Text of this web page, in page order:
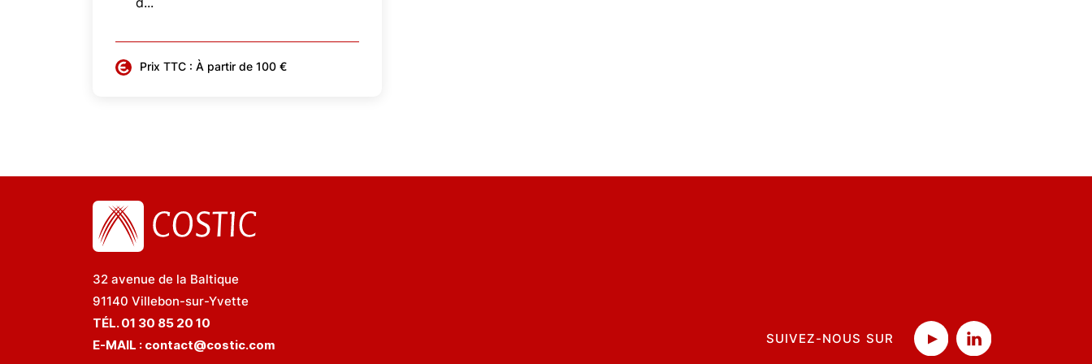
Prix TTC : À partir de 100 €
32 avenue de la Baltique
91140 Villebon-sur-Yvette
TÉL. 01 30 85 20 10
E-MAIL : contact@costic.com SUIVEZ-NOUS SUR